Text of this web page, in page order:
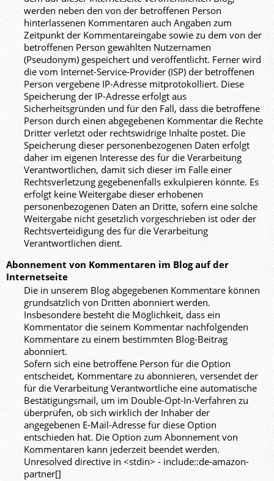
werden neben den von der betroffenen Person
hinterlassenen Kommentaren auch Angaben zum
Zeitpunkt der Kommentareingabe sowie zu dem von der
betroffenen Person gewählten Nutzernamen
(Pseudonym) gespeichert und veröffentlicht. Ferner wird
die vom Internet-Service-Provider (ISP) der betroffenen
Person vergebene IP-Adresse mitprotokolliert. Diese
Speicherung der IP-Adresse erfolgt aus
Sicherheitsgründen und für den Fall, dass die betroffene
Person durch einen abgegebenen Kommentar die Rechte
Dritter verletzt oder rechtswidrige Inhalte postet. Die
Speicherung dieser personenbezogenen Daten erfolgt
daher im eigenen Interesse des für die Verarbeitung
Verantwortlichen, damit sich dieser im Falle einer
Rechtsverletzung gegebenenfalls exkulpieren könnte. Es
erfolgt keine Weitergabe dieser erhobenen
personenbezogenen Daten an Dritte, sofern eine solche
Weitergabe nicht gesetzlich vorgeschrieben ist oder der
Rechtsverteidigung des für die Verarbeitung
Verantwortlichen dient.
Abonnement von Kommentaren im Blog auf der
Internetseite
Die in unserem Blog abgegebenen Kommentare können
grundsätzlich von Dritten abonniert werden.
Insbesondere besteht die Möglichkeit, dass ein
Kommentator die seinem Kommentar nachfolgenden
Kommentare zu einem bestimmten Blog-Beitrag
abonniert.
Sofern sich eine betroffene Person für die Option
entscheidet, Kommentare zu abonnieren, versendet der
für die Verarbeitung Verantwortliche eine automatische
Bestätigungsmail, um im Double-Opt-In-Verfahren zu
überprüfen, ob sich wirklich der Inhaber der
angegebenen E-Mail-Adresse für diese Option
entschieden hat. Die Option zum Abonnement von
Kommentaren kann jederzeit beendet werden.
Unresolved directive in <stdin> - include::de-amazon-
partner[]